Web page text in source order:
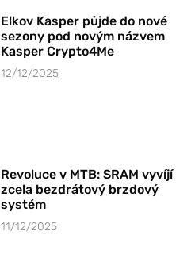
Elkov Kasper půjde do nové
sezony pod novým názvem
Kasper Crypto4Me
12/12/2025
Revoluce v MTB: SRAM vyvíjí
zcela bezdrátový brzdový
systém
11/12/2025